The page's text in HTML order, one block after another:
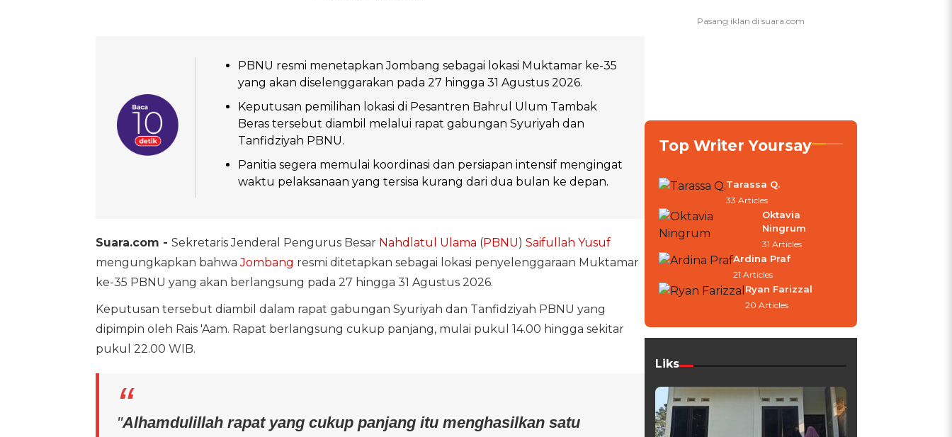
PBNU resmi menetapkan Jombang sebagai lokasi Muktamar ke-35
yang akan diselenggarakan pada 27 hingga 31 Agustus 2026.
Keputusan pemilihan lokasi di Pesantren Bahrul Ulum Tambak
Beras tersebut diambil melalui rapat gabungan Syuriyah dan
Tanfidziyah PBNU.
Panitia segera memulai koordinasi dan persiapan intensif mengingat
waktu pelaksanaan yang tersisa kurang dari dua bulan ke depan.
Suara.com - Sekretaris Jenderal Pengurus Besar Nahdlatul Ulama (PBNU) Saifullah Yusuf
mengungkapkan bahwaJombang resmi ditetapkan sebagai lokasi penyelenggaraan Muktamar
ke-35 PBNU yang akan berlangsung pada 27 hingga 31 Agustus 2026.
Keputusan tersebut diambil dalam rapat gabungan Syuriyah dan Tanfidziyah PBNU yang
dipimpin oleh Rais 'Aam. Rapat berlangsung cukup panjang, mulai pukul 14.00 hingga sekitar
pukul 22.00 WIB.
"Alhamdulillah rapat yang cukup panjang itu menghasilkan satu
Top Writer Yoursay
Tarassa Q.
33 Articles
Oktavia
Ningrum
31 Articles
Ardina Praf
21 Articles
Ryan Farizzal
20 Articles
Liks